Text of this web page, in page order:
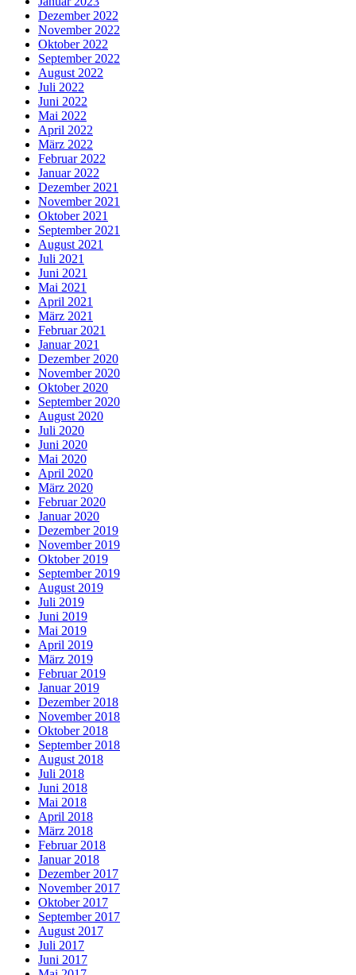
Dezember 2022
November 2022
Oktober 2022
September 2022
August 2022
Juli 2022
Juni 2022
Mai 2022
April 2022
März 2022
Februar 2022
Januar 2022
Dezember 2021
November 2021
Oktober 2021
September 2021
August 2021
Juli 2021
Juni 2021
Mai 2021
April 2021
März 2021
Februar 2021
Januar 2021
Dezember 2020
November 2020
Oktober 2020
September 2020
August 2020
Juli 2020
Juni 2020
Mai 2020
April 2020
März 2020
Februar 2020
Januar 2020
Dezember 2019
November 2019
Oktober 2019
September 2019
August 2019
Juli 2019
Juni 2019
Mai 2019
April 2019
März 2019
Februar 2019
Januar 2019
Dezember 2018
November 2018
Oktober 2018
September 2018
August 2018
Juli 2018
Juni 2018
Mai 2018
April 2018
März 2018
Februar 2018
Januar 2018
Dezember 2017
November 2017
Oktober 2017
September 2017
August 2017
Juli 2017
Juni 2017